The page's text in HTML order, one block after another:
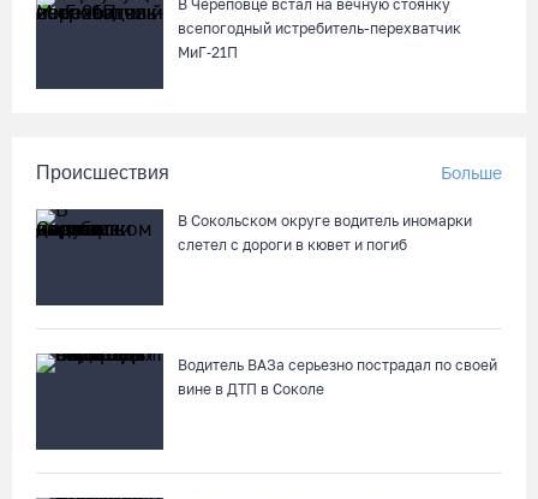
В Череповце встал на вечную стоянку
всепогодный истребитель-перехватчик
МиГ‑21П
Происшествия Больше
В Сокольском округе водитель иномарки
слетел с дороги в кювет и погиб
Водитель ВАЗа серьезно пострадал по своей
вине в ДТП в Соколе